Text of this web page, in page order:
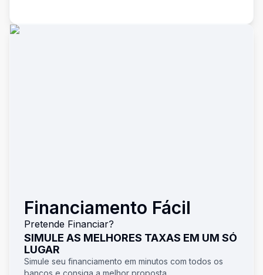
Financiamento Fácil
Pretende Financiar?
SIMULE AS MELHORES TAXAS EM UM SÓ
LUGAR
Simule seu financiamento em minutos com todos os
bancos e consiga a melhor proposta.